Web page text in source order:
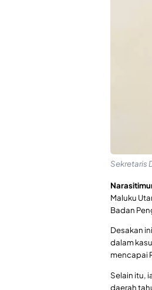
Sekretaris
Maluku
Badan
Desakan
dalam
mencapai
Selain itu,
daerah